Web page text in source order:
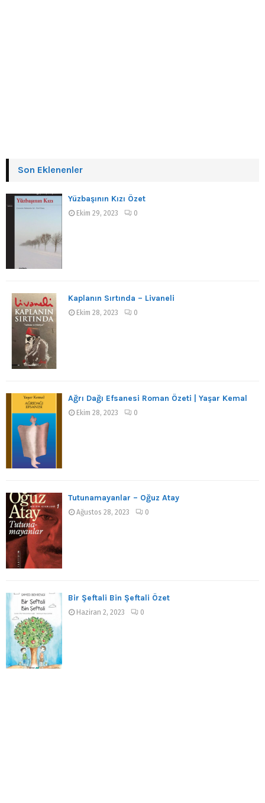
Son Eklenenler
Yüzbaşının Kızı Özet
Ekim 29, 2023 0
Kaplanın Sırtında – Livaneli
Ekim 28, 2023 0
Ağrı Dağı Efsanesi Roman Özeti | Yaşar Kemal
Ekim 28, 2023 0
Tutunamayanlar – Oğuz Atay
Ağustos 28, 2023 0
Bir Şeftali Bin Şeftali Özet
Haziran 2, 2023 0